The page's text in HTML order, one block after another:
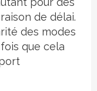
de délai.
des modes
que cela